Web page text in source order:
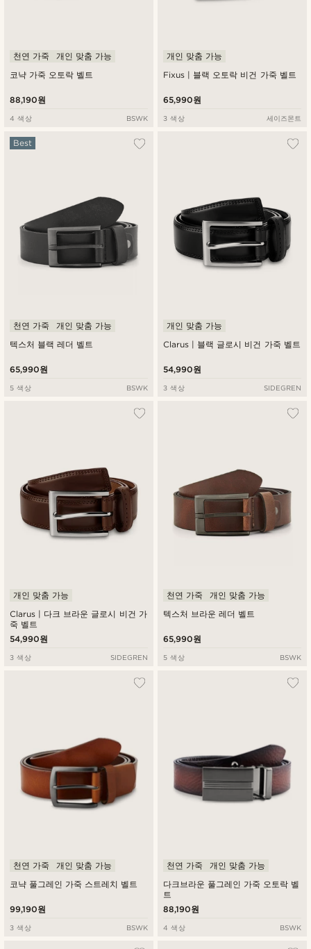
코냑 가죽 오토락 벨트
천연 가죽 개인 맞춤 가능
88,190원
4 색상 BSWK
Fixus | 블랙 오토락 비건 가죽 벨트
개인 맞춤 가능
65,990원
3 색상 세이즈몬트
텍스처 블랙 레더 벨트
Best
천연 가죽 개인 맞춤 가능
65,990원
5 색상 BSWK
Clarus | 블랙 글로시 비건 가죽 벨트
개인 맞춤 가능
54,990원
3 색상 SIDEGREN
Clarus | 다크 브라운 글로시 비건 가
죽 벨트
개인 맞춤 가능
54,990원
3 색상 SIDEGREN
텍스처 브라운 레더 벨트
천연 가죽 개인 맞춤 가능
65,990원
5 색상 BSWK
코냑 풀그레인 가죽 스트레치 벨트
천연 가죽 개인 맞춤 가능
99,190원
3 색상 BSWK
다크브라운 풀그레인 가죽 오토락 벨
트
천연 가죽 개인 맞춤 가능
88,190원
4 색상 BSWK